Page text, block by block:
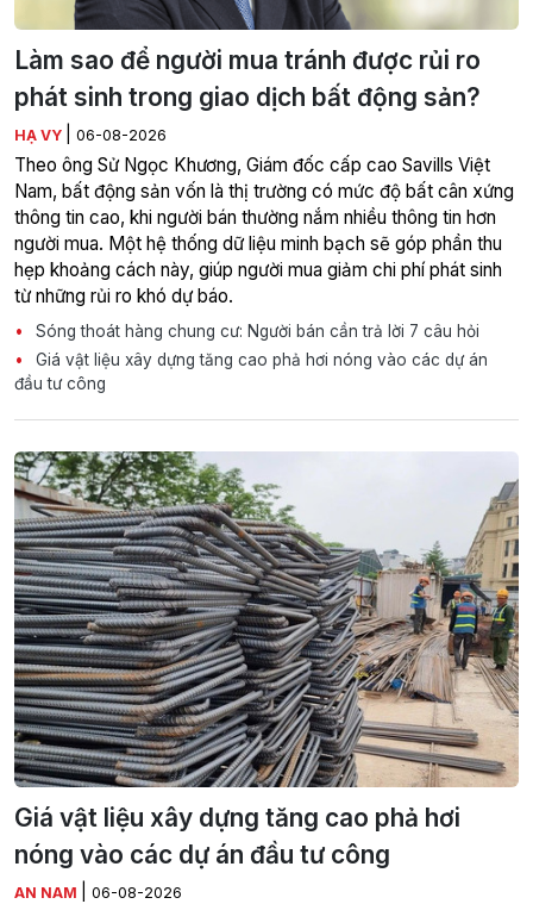
Làm sao để người mua tránh được rủi ro
phát sinh trong giao dịch bất động sản?
HẠ VY 06-08-2026
Theo ông Sử Ngọc Khương, Giám đốc cấp cao Savills Việt
Nam, bất động sản vốn là thị trường có mức độ bất cân xứng
thông tin cao, khi người bán thường nắm nhiều thông tin hơn
người mua. Một hệ thống dữ liệu minh bạch sẽ góp phần thu
hẹp khoảng cách này, giúp người mua giảm chi phí phát sinh
từ những rủi ro khó dự báo.
Sóng thoát hàng chung cư: Người bán cần trả lời 7 câu hỏi
Giá vật liệu xây dựng tăng cao phả hơi nóng vào các dự án
đầu tư công
Giá vật liệu xây dựng tăng cao phả hơi
nóng vào các dự án đầu tư công
AN NAM 06-08-2026